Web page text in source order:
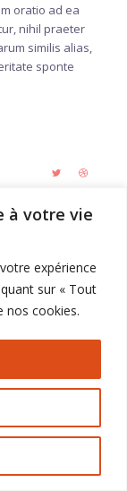
à votre vie
expérience
sur « Tout
nos cookies.
oratio ad ea
nihil praeter
similis alias,
sponte